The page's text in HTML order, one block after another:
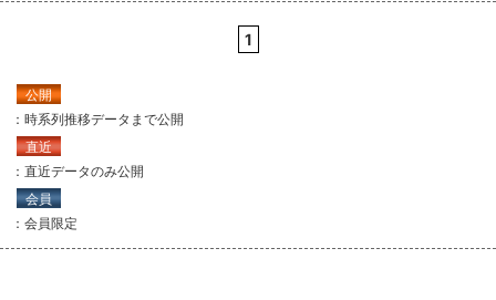
1
公開
：時系列推移データまで公開
直近
：直近データのみ公開
会員
：会員限定